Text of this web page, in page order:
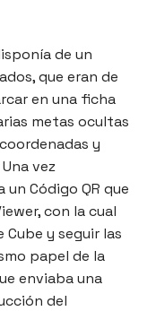
de un
que eran de
en una ficha
metas ocultas
y
vez
Código QR que
con la cual
y seguir las
papel de la
enviaba una
del